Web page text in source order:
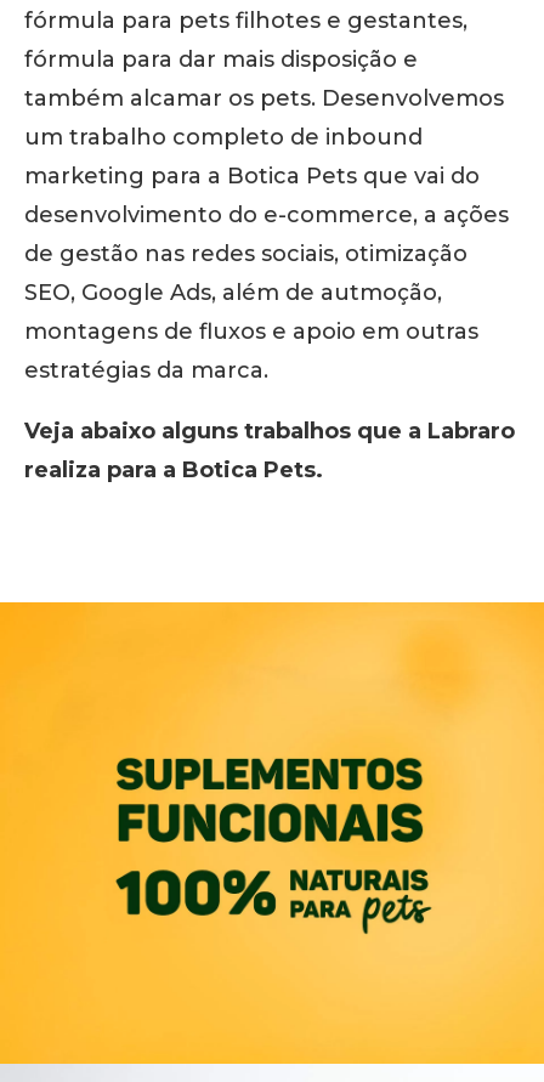
fórmula para pets filhotes e gestantes,
fórmula para dar mais disposição e
também alcamar os pets. Desenvolvemos
um trabalho completo de inbound
marketing para a Botica Pets que vai do
desenvolvimento do e-commerce, a ações
de gestão nas redes sociais, otimização
SEO, Google Ads, além de autmoção,
montagens de fluxos e apoio em outras
estratégias da marca.
Veja abaixo alguns trabalhos que a Labraro
realiza para a Botica Pets.